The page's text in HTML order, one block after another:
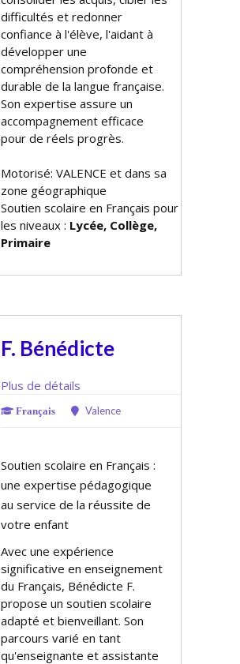
difficultés et redonner
confiance à l'élève, l'aidant à
développer une
compréhension profonde et
durable de la langue française.
Son expertise assure un
accompagnement efficace
pour de réels progrès.
Motorisé: VALENCE et dans sa
zone géographique
Soutien scolaire en Français pour
les niveaux : Lycée, Collège,
Primaire
F. Bénédicte
Plus de détails
Français Valence
Soutien scolaire en Français :
une expertise pédagogique
au service de la réussite de
votre enfant
Avec une expérience
significative en enseignement
du Français, Bénédicte F.
propose un soutien scolaire
adapté et bienveillant. Son
parcours varié en tant
qu'enseignante et assistante